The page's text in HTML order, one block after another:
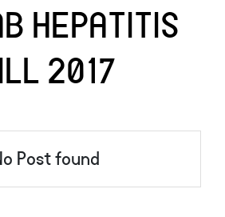
HEPATITIS
2017
Post found